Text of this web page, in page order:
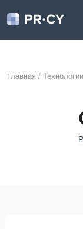
Главная / Технологии